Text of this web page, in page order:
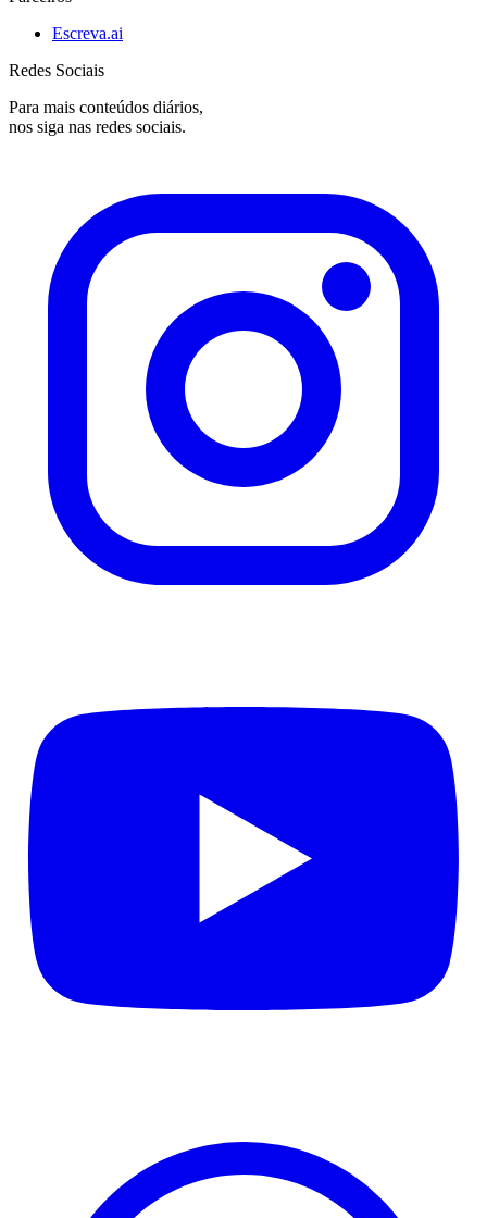
Escreva.ai
Redes Sociais
Para mais conteúdos diários,
nos siga nas redes sociais.